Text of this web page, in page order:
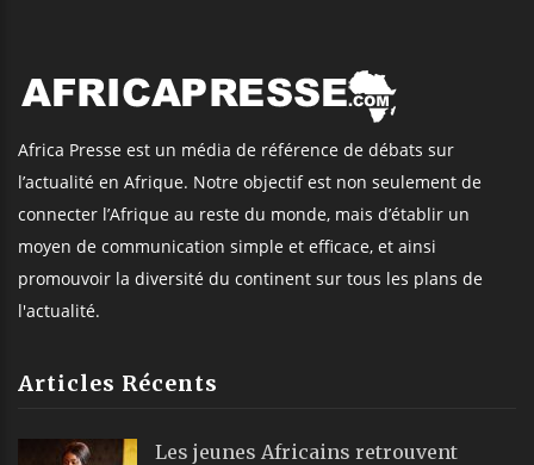
Africa Presse est un média de référence de débats sur
l’actualité en Afrique. Notre objectif est non seulement de
connecter l’Afrique au reste du monde, mais d’établir un
moyen de communication simple et efficace, et ainsi
promouvoir la diversité du continent sur tous les plans de
l'actualité.
Articles Récents
Les jeunes Africains retrouvent